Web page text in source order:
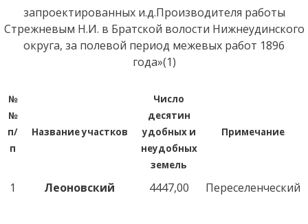
запроектированных и.д.Производителя работы
Стрежневым Н.И. в Братской волости Нижнеудинского
округа, за полевой период межевых работ 1896
года»(1)
№
№
п/
п
Название участков
Число
десятин
удобных и
неудобных
земель
Примечание
1 Леоновский 4447,00 Переселенческий